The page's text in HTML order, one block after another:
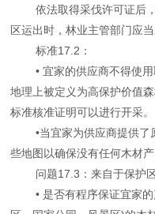
依法取得采伐许可证后，
区运出时，林业主管部门应
标准17.2：
• 宜家的供应商不得使用
地理上被定义为高保护价值
标准核准证明可以进行开采。
•当宜家为供应商提供了
些地图以确保没有任何木材产
问题17.3：来自于保护区
• 是否有程序保证宜家的